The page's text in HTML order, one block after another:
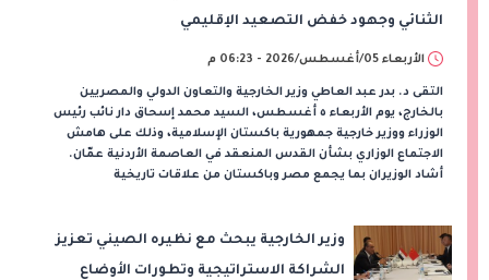
الثنائي وجهود خفض التصعيد الإقليمي
الأربعاء 05/أغسطس/2026 - 06:23 م
التقى د. بدر عبد العاطي وزير الخارجية والتعاون الدولي والمصريين
بالخارج، يوم الأربعاء ٥ أغسطس، السيد محمد إسحاق دار نائب رئيس
الوزراء ووزير خارجية جمهورية باكستان الإسلامية، وذلك على هامش
الاجتماع الوزاري بشأن القدس المنعقد في العاصمة الأردنية عمّان.
أشاد الوزيران بما يجمع مصر وباكستان من علاقات تاريخية
وزير الخارجية يبحث مع نظيره الصيني تعزيز
الشراكة الاستراتيجية وتطورات الأوضاع